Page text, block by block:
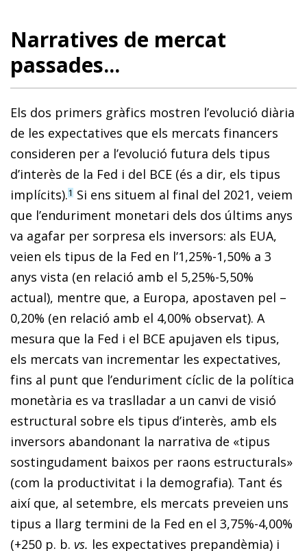
Narratives de mercat
passades...
Els dos primers gràfics mostren l’evolució diària
de les expectatives que els mercats financers
consideren per a l’evolució futura dels tipus
d’interès de la Fed i del BCE (és a dir, els tipus
implícits).1 Si ens situem al final del 2021, veiem
que l’enduriment monetari dels dos últims anys
va agafar per sorpresa els inversors: als EUA,
veien els tipus de la Fed en l’1,25%-1,50% a 3
anys vista (en relació amb el 5,25%-5,50%
actual), mentre que, a Europa, apostaven pel –
0,20% (en relació amb el 4,00% observat). A
mesura que la Fed i el BCE apujaven els tipus,
els mercats van incrementar les expectatives,
fins al punt que l’enduriment cíclic de la política
monetària es va traslladar a un canvi de visió
estructural sobre els tipus d’interès, amb els
inversors abandonant la narrativa de «tipus
sostingudament baixos per raons estructurals»
(com la productivitat i la demografia). Tant és
així que, al setembre, els mercats preveien uns
tipus a llarg termini de la Fed en el 3,75%-4,00%
(+250 p. b. vs. les expectatives prepandèmia) i